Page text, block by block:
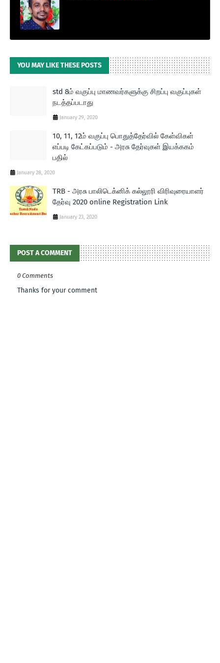
YOU MAY LIKE THESE POSTS
std 8ம் வகுப்பு மாணவர்களுக்கு சிறப்பு வகுப்புகள்
நடத்தப்படாது
January 29, 2020
10, 11, 12ம் வகுப்பு பொதுத்தேர்வில் கேள்விகள்
எப்படி கேட்கப்படும் - அரசு தேர்வுகள் இயக்ககம்
பதில்
January 28, 2020
TRB - அரசு பாலிடெக்னிக் கல்லூரி விரிவுரையாளர்
தேர்வு 2020 online Registration Link
January 23, 2020
POST A COMMENT
0 Comments
Thanks for your comment